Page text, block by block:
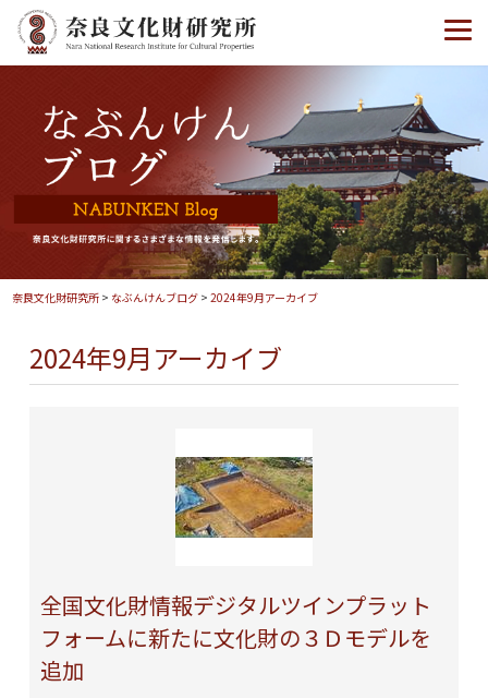
奈良文化財研究所 > なぶんけんブログ >2024年9月アーカイブ
2024年9月アーカイブ
全国文化財情報デジタルツインプラット
フォームに新たに文化財の３Ｄモデルを
追加